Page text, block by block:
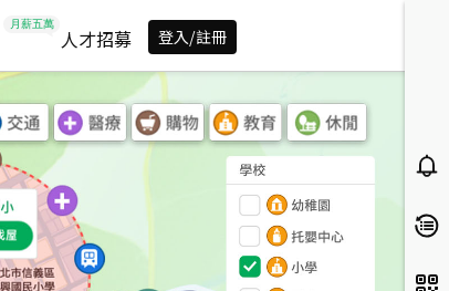
人才招募 登入/註冊